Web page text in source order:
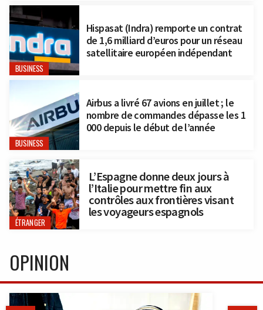
BUSINESS
Hispasat (Indra) remporte un contrat
de 1,6 milliard d’euros pour un réseau
satellitaire européen indépendant
BUSINESS
Airbus a livré 67 avions en juillet ; le
nombre de commandes dépasse les 1
000 depuis le début de l’année
ÉTRANGER
L’Espagne donne deux jours à
l’Italie pour mettre fin aux
contrôles aux frontières visant
les voyageurs espagnols
OPINION